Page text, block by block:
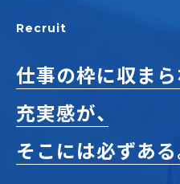
Recruit
仕事の枠に収ま
充実感が、
そこには必ずある